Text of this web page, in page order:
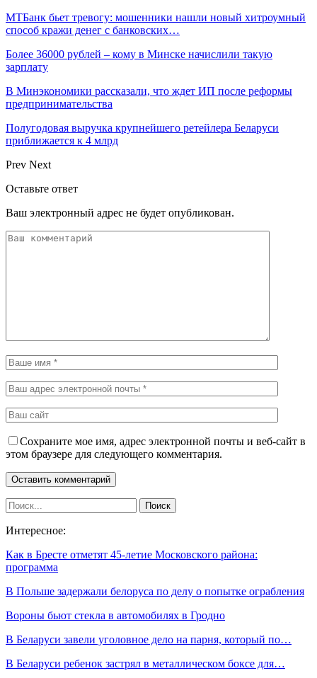
МТБанк бьет тревогу: мошенники нашли новый хитроумный
способ кражи денег с банковских…
Более 36000 рублей – кому в Минске начислили такую
зарплату
В Минэкономики рассказали, что ждет ИП после реформы
предпринимательства
Полугодовая выручка крупнейшего ретейлера Беларуси
приближается к 4 млрд
Prev Next
Оставьте ответ
Ваш электронный адрес не будет опубликован.
Сохраните мое имя, адрес электронной почты и веб-сайт в
этом браузере для следующего комментария.
Интересное:
Как в Бресте отметят 45-летие Московского района:
программа
В Польше задержали белоруса по делу о попытке ограбления
Вороны бьют стекла в автомобилях в Гродно
В Беларуси завели уголовное дело на парня, который по…
В Беларуси ребенок застрял в металлическом боксе для…